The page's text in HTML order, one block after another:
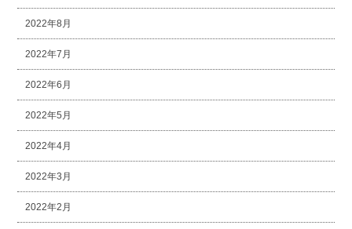
2022年8月
2022年7月
2022年6月
2022年5月
2022年4月
2022年3月
2022年2月